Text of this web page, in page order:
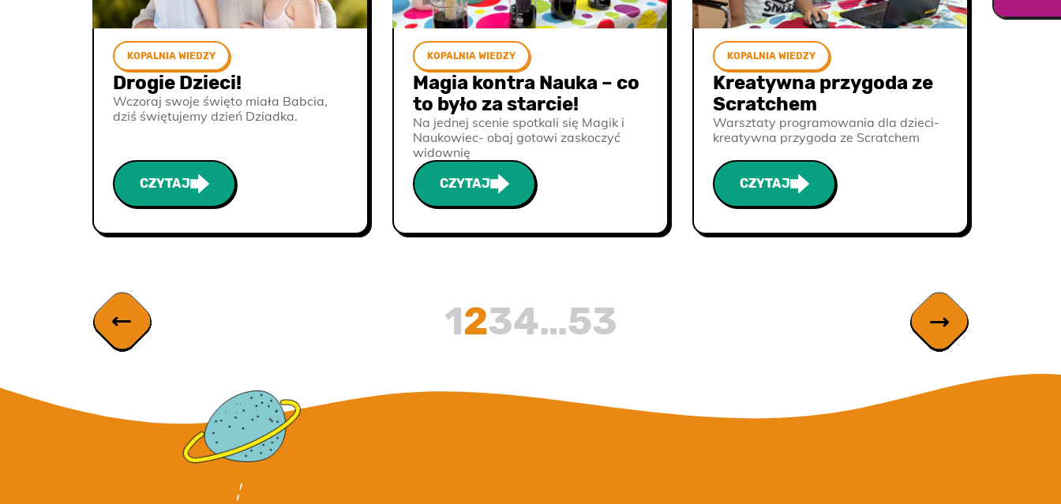
KOPALNIA WIEDZY
Drogie Dzieci!
Wczoraj swoje święto miała Babcia,
dziś świętujemy dzień Dziadka.
CZYTAJ
KOPALNIA WIEDZY
Magia kontra Nauka – co
to było za starcie!
Na jednej scenie spotkali się Magik i
Naukowiec- obaj gotowi zaskoczyć
widownię
CZYTAJ
KOPALNIA WIEDZY
Kreatywna przygoda ze
Scratchem
Warsztaty programowania dla dzieci-
kreatywna przygoda ze Scratchem
CZYTAJ
1234…53